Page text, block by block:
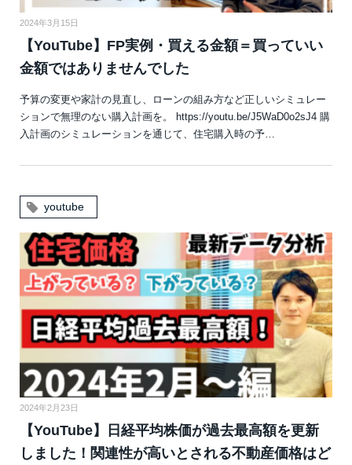
2024年3月15日
【YouTube】FP実例・買える金額＝買っていい
金額ではありませんでした
予算の変更や家計の見直し、ローンの組み方など正しいシミュレー
ションで無理のない購入計画を。 https://youtu.be/J5WaD0o2sJ4 購
入計画のシミュレーションを通じて、住宅購入時の予…
youtube
2024年2月23日
【YouTube】日経平均株価が過去最高額を更新
しました！関連性が高いとされる不動産価格はど